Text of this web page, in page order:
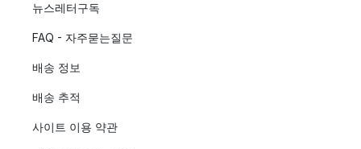
뉴스레터구독
FAQ - 자주묻는질문
배송 정보
배송 추적
사이트 이용 약관